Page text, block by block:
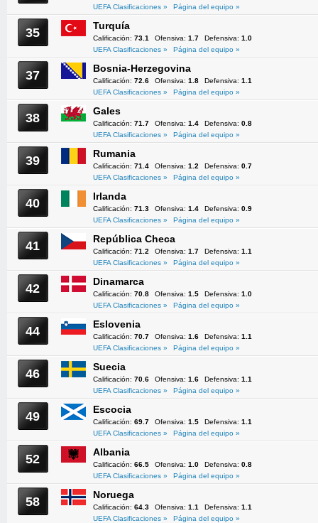
UEFA Clasificaciones »
Página del equipo »
35 Turquía
Calificación: 73.1 Ofensiva: 1.7 Defensiva: 1.0
UEFA Clasificaciones »
Página del equipo »
37 Bosnia-Herzegovina
Calificación: 72.6 Ofensiva: 1.8 Defensiva: 1.1
UEFA Clasificaciones »
Página del equipo »
38 Gales
Calificación: 71.7 Ofensiva: 1.4 Defensiva: 0.8
UEFA Clasificaciones »
Página del equipo »
39 Rumania
Calificación: 71.4 Ofensiva: 1.2 Defensiva: 0.7
UEFA Clasificaciones »
Página del equipo »
40 Irlanda
Calificación: 71.3 Ofensiva: 1.4 Defensiva: 0.9
UEFA Clasificaciones »
Página del equipo »
41 República Checa
Calificación: 71.2 Ofensiva: 1.7 Defensiva: 1.1
UEFA Clasificaciones »
Página del equipo »
42 Dinamarca
Calificación: 70.8 Ofensiva: 1.5 Defensiva: 1.0
UEFA Clasificaciones »
Página del equipo »
44 Eslovenia
Calificación: 70.7 Ofensiva: 1.6 Defensiva: 1.1
UEFA Clasificaciones »
Página del equipo »
46 Suecia
Calificación: 70.6 Ofensiva: 1.6 Defensiva: 1.1
UEFA Clasificaciones »
Página del equipo »
49 Escocia
Calificación: 69.7 Ofensiva: 1.5 Defensiva: 1.1
UEFA Clasificaciones »
Página del equipo »
52 Albania
Calificación: 66.5 Ofensiva: 1.0 Defensiva: 0.8
UEFA Clasificaciones »
Página del equipo »
58 Noruega
Calificación: 64.3 Ofensiva: 1.1 Defensiva: 1.1
UEFA Clasificaciones »
Página del equipo »